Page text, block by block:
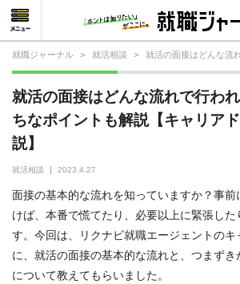
就職ジャーナル > 就活相談 > 就活の面接はどんな流
就活の面接はどんな流れで行わ
ちなポイントも解説【キャリア
説】
就活相談 2023.4.27
面接の基本的な流れを知っていますか？事前
けば、本番で慌てたり、必要以上に緊張した
す。今回は、リクナビ就職エージェントのキ
に、就活の面接の基本的な流れと、つまず
について教えてもらいました。
就活相談
就活ノウハウ
仕事の選び方・ヒント
仕事とは？
就活コラム